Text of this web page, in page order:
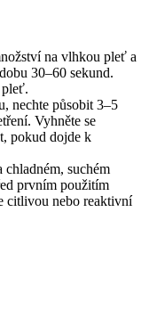
na vlhkou pleť a
30–60 sekund.
pleť.
nechte působit 3–5
Vyhněte se
pokud dojde k
suchém
prvním použitím
citlivou nebo reaktivní